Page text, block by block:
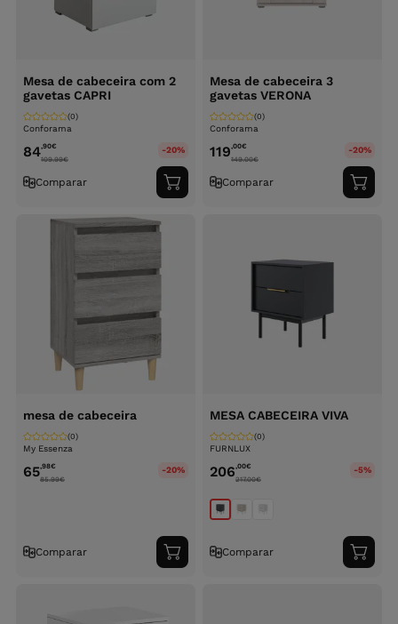
Mesa de cabeceira com 2
gavetas CAPRI
Conforama
(0)
84,90€
109.99€
-20%
Comparar
Adicionar
ao
Mesa de cabeceira 3
gavetas VERONA
Conforama
(0)
119,00€
149.00€
-20%
Comparar
ao
mesa de cabeceira
My Essenza
(0)
65,98€
85.99€
-20%
Comparar
Adicionar
ao
MESA CABECEIRA VIVA
FURNLUX
(0)
206,00€
217.00€
-5%
Comparar
ao